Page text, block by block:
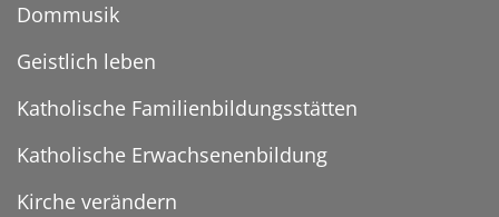
Dommusik
Geistlich leben
Katholische Familienbildungsstätten
Katholische Erwachsenenbildung
Kirche verändern